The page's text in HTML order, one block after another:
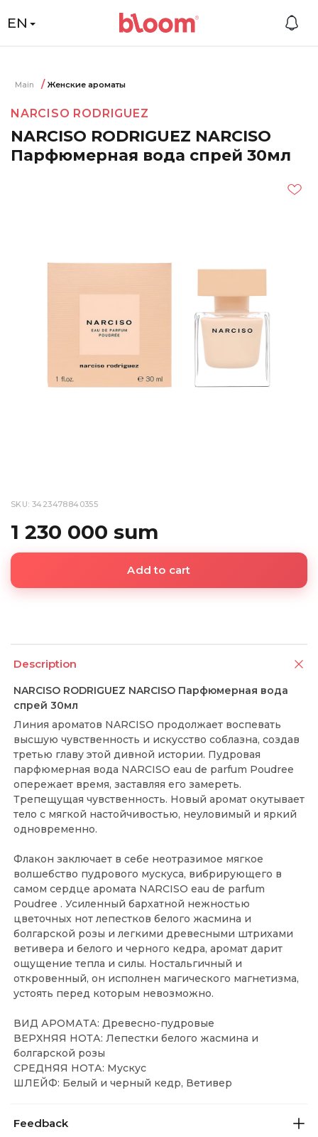
EN
Main Женские ароматы
NARCISO RODRIGUEZ
NARCISO RODRIGUEZ NARCISO
Парфюмерная вода спрей 30мл
SKU: 3423478840355
1 230 000 sum
Add to cart
Description
NARCISO RODRIGUEZ NARCISO Парфюмерная вода
спрей 30мл
Линия ароматов NARCISO продолжает воспевать
высшую чувственность и искусство соблазна, создав
третью главу этой дивной истории. Пудровая
парфюмерная вода NARCISO eau de parfum Poudree
опережает время, заставляя его замереть.
Трепещущая чувственность. Новый аромат окутывает
тело с мягкой настойчивостью, неуловимый и яркий
одновременно.
Флакон заключает в себе неотразимое мягкое
волшебство пудрового мускуса, вибрирующего в
самом сердце аромата NARCISO eau de parfum
Poudree . Усиленный бархатной нежностью
цветочных нот лепестков белого жасмина и
болгарской розы и легкими древесными штрихами
ветивера и белого и черного кедра, аромат дарит
ощущение тепла и силы. Ностальгичный и
откровенный, он исполнен магического магнетизма,
устоять перед которым невозможно.
ВИД АРОМАТА: Древесно-пудровые
ВЕРХНЯЯ НОТА: Лепестки белого жасмина и
болгарской розы
СРЕДНЯЯ НОТА: Мускус
ШЛЕЙФ: Белый и черный кедр, Ветивер
Feedback